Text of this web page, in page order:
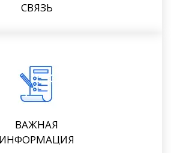
СВЯЗЬ
ВАЖНАЯ
ИНФОРМАЦИЯ